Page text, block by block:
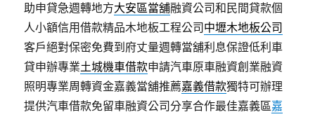
助申貸急週轉地方大安區當舖融資公司和民間貸款個
人小額信用借款精品木地板工程公司 中壢木地板公司
客戶絕對保密免費到府丈量週轉當舖利息保證低利車
貸申辦專業土城機車借款申請汽車原車融資創業融資
照明專業周轉資金嘉義當舖推薦嘉義借款獨特可辦理
提供汽車借款免留車融資公司分享合作最佳嘉義區嘉